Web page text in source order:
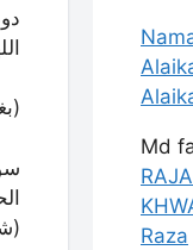
(بغية الباحث عن زوائد مسند الحارث رقم الحديث ٤٦٨)
(شعب الایمان باب فی الصیام حدیث ۳۹۰۲ دارالکتب العلمیہ بیروت ۳ /۴۰۶)
Md
Raza